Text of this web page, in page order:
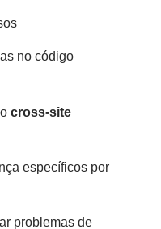
no código
cross-site
específicos por
problemas de